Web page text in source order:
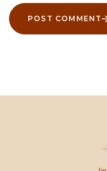
POST COMMENT